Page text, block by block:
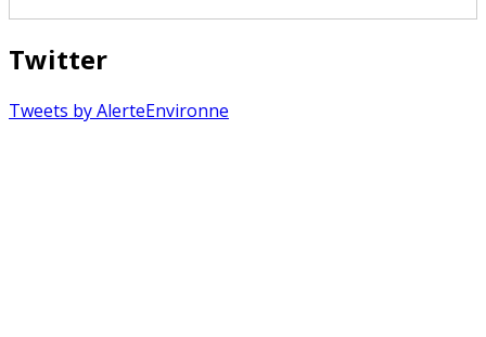
Twitter
Tweets by AlerteEnvironne